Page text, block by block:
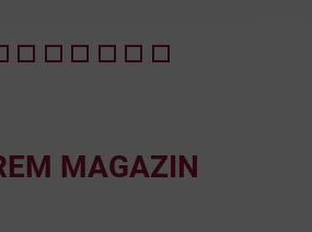
MAGAZIN